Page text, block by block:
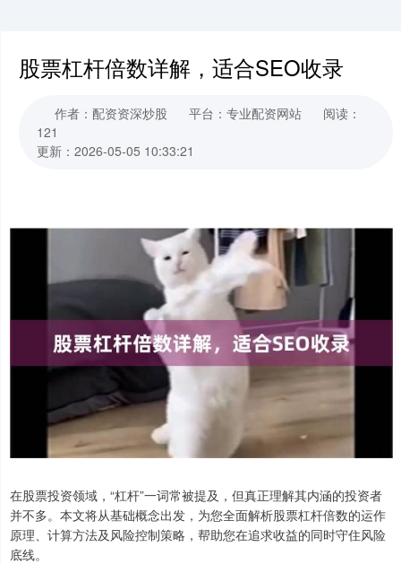
股票杠杆倍数详解，适合SEO收录
作者：配资资深炒股 平台：专业配资网站
阅读：
121
更新：2026-05-05 10:33:21
在股票投资领域，“杠杆”一词常被提及，但真正理解其内涵的投资者
并不多。本文将从基础概念出发，为您全面解析股票杠杆倍数的运作
原理、计算方法及风险控制策略，帮助您在追求收益的同时守住风险
底线。